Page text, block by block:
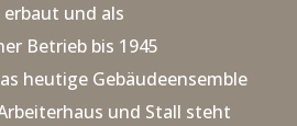
und als
Betrieb bis 1945
heutige Gebäudeensemble
und Stall steht